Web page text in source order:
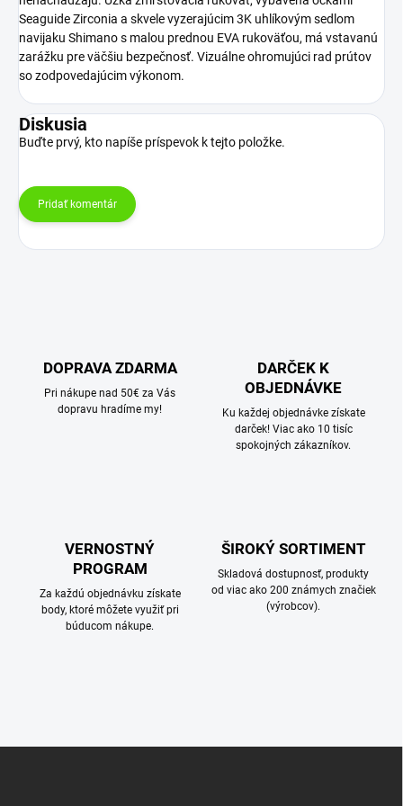
Seaguide Zirconia a skvele vyzerajúcim 3K uhlíkovým sedlom
navijaku Shimano s malou prednou EVA rukoväťou, má vstavanú
zarážku pre väčšiu bezpečnosť. Vizuálne ohromujúci rad prútov
so zodpovedajúcim výkonom.
Diskusia
Buďte prvý, kto napíše príspevok k tejto položke.
Pridať komentár
DOPRAVA ZDARMA
Pri nákupe nad 50€ za Vás
dopravu hradíme my!
DARČEK K
OBJEDNÁVKE
Ku každej objednávke získate
darček! Viac ako 10 tisíc
spokojných zákazníkov.
VERNOSTNÝ
PROGRAM
Za každú objednávku získate
body, ktoré môžete využiť pri
búducom nákupe.
ŠIROKÝ SORTIMENT
Skladová dostupnosť, produkty
od viac ako 200 známych značiek
(výrobcov).